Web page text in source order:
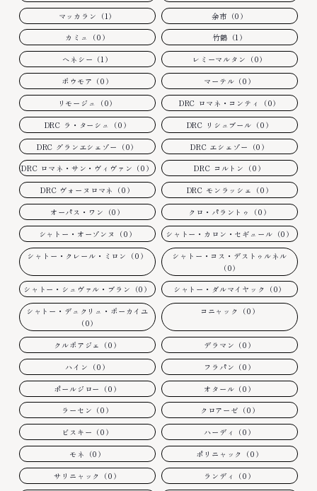
マッカラン（1） 余市（0）
カミュ（0） 竹鶴（1）
ヘネシー（1） レミーマルタン（0）
ボウモア（0） マーテル（0）
リモージュ（0） DRC ロマネ・コンティ（0）
DRC ラ・ターシュ（0） DRC リシュブール（0）
DRC グランエシェゾー（0） DRC エシェゾー（0）
DRC ロマネ・サン・ヴィヴァン（0） DRC コルトン（0）
DRC ヴォーヌロマネ（0） DRC モンラッシェ（0）
オーパス・ワン（0） クロ・パラントゥ（0）
シャトー・オーゾンヌ（0） シャトー・カロン・セギュール（0）
シャトー・クレール・ミロン（0）
シャトー・コス・デストゥルネル
（0）
シャトー・シュヴァル・ブラン（0） シャトー・ダルマイヤック（0）
シャトー・デュクリュ・ボーカイユ
（0）
コニャック（0）
クルボアジェ（0） デラマン（0）
ハイン（0） フラパン（0）
ポールジロー（0） オタール（0）
ラーセン（0） クロアーゼ（0）
ビスキー（0） ハーディ（0）
モネ（0） ポリニャック（0）
サリニャック（0） ランディ（0）